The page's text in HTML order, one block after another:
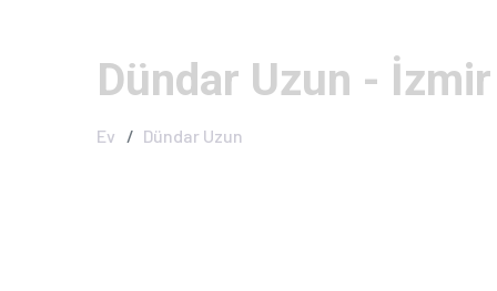
Dündar Uzun -
Ev Dündar Uzun